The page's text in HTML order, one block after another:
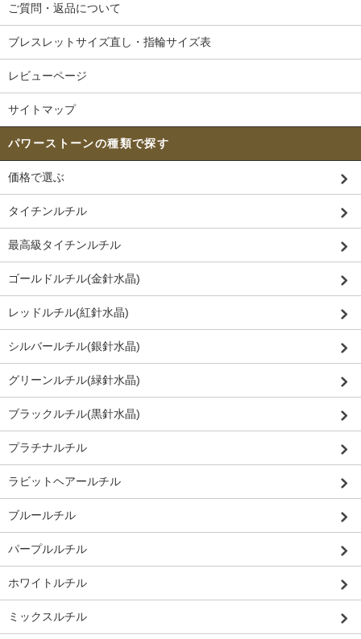
ご質問・返品について
ブレスレットサイズ直し・指輪サイズ表
レビューページ
サイトマップ
パワーストーンの種類で探す
価格で選ぶ
タイチンルチル
最高級タイチンルチル
ゴールドルチル(金針水晶)
レッドルチル(紅針水晶)
シルバールチル(銀針水晶)
グリーンルチル(緑針水晶)
ブラックルチル(黒針水晶)
プラチナルチル
ラビットヘアールチル
ブルールチル
パープルルチル
ホワイトルチル
ミックスルチル